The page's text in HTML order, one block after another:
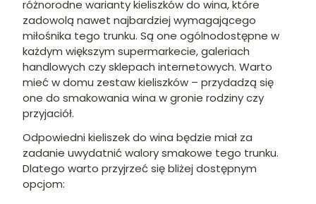
różnorodne warianty kieliszków do wina, które
zadowolą nawet najbardziej wymagającego
miłośnika tego trunku. Są one ogólnodostępne w
każdym większym supermarkecie, galeriach
handlowych czy sklepach internetowych. Warto
mieć w domu zestaw kieliszków – przydadzą się
one do smakowania wina w gronie rodziny czy
przyjaciół.
Odpowiedni kieliszek do wina będzie miał za
zadanie uwydatnić walory smakowe tego trunku.
Dlatego warto przyjrzeć się bliżej dostępnym
opcjom: